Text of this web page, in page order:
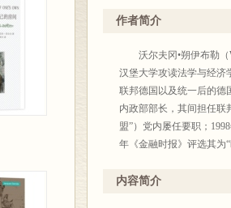
动与共同生活
将决策与责任、风险与
济发展的关键时刻，其
全球化本身所取得的积
却日益明显，至少从主观
人数大大地高于几年以前
鉴于世界范围内及时传播
国，在欧洲，尤其是在美
针对这一问题，政界的
作者简介
沃尔夫冈•朔伊布勒（
汉堡大学攻读法学与经济
联邦德国以及统一后的德
内政部部长，其间担任联
盟”）党内屡任要职；
年《金融时报》评选其为
译者简介：晏小宝，毕
内容简介